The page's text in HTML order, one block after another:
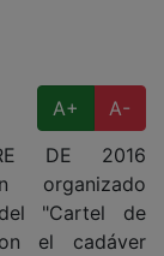
A+
A-
DE 2016
organizado
"Cartel de
el cadáver